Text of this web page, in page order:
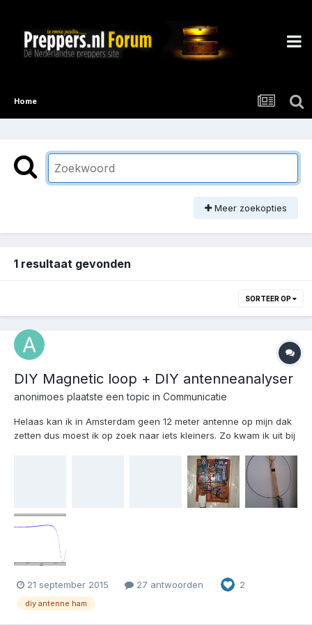
Home
Meer zoekopties
1 resultaat gevonden
SORTEER OP
DIY Magnetic loop + DIY antenneanalyser
anonimoes plaatste een topic in Communicatie
Helaas kan ik in Amsterdam geen 12 meter antenne op mijn dak
zetten dus moest ik op zoek naar iets kleiners. Zo kwam ik uit bij
koperpijp / fiets velg oid. Hier zijn wat zaken te berekenen tav.
optrek ed. http://www.66pacific.com/calc...
21 september 2015 27 antwoorden 2
diy antenne ham